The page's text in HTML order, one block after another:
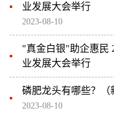
业发展大会举行
2023-08-10
"真金白银"助企惠民
业发展大会举行
磷肥龙头有哪些？（
2023-08-10